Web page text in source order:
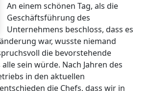
An einem schönen Tag, als die
Geschäftsführung des
Unternehmens beschloss, dass es
war, wusste niemand
die bevorstehende
sein würde. Nach Jahren des
in den aktuellen
die Chefs, dass wir in